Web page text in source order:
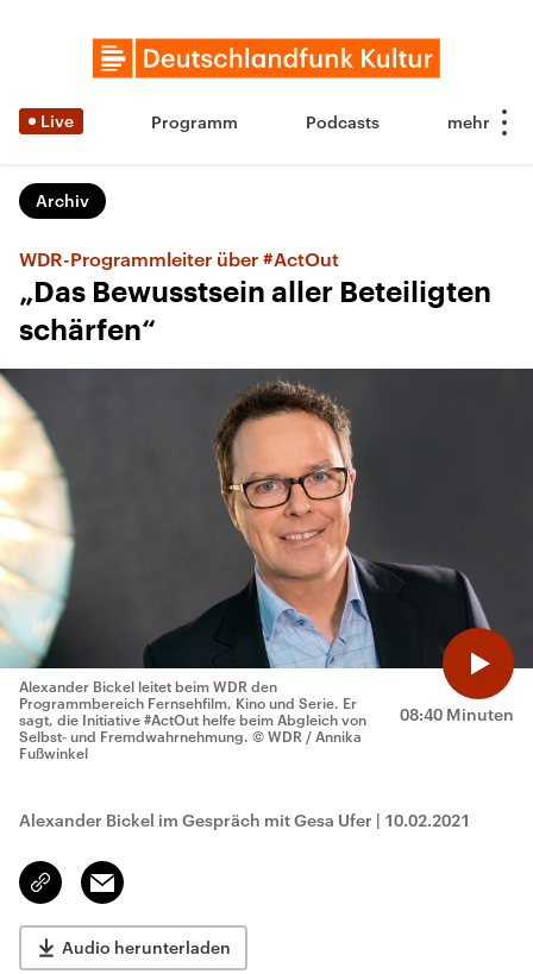
Live Programm Podcasts
Archiv
WDR-Programmleiter über #ActOut
„Das Bewusstsein aller Beteiligten
schärfen“
08:40 Minuten
Alexander Bickel leitet beim WDR den
Programmbereich Fernsehfilm, Kino und Serie. Er
sagt, die Initiative #ActOut helfe beim Abgleich von
Selbst- und Fremdwahrnehmung. © WDR / Annika
Fußwinkel
Alexander Bickel im Gespräch mit Gesa Ufer | 10.02.2021
Link
kopieren/teilen
Email
Audio herunterladen